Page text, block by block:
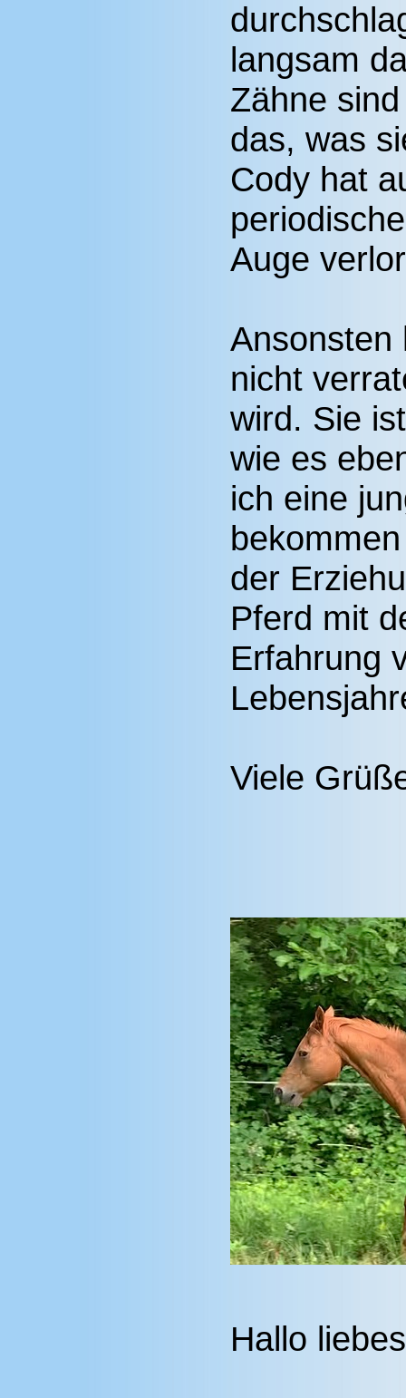
langsam
Zähne
das, was
Cody hat
Auge
Ansonsten
nicht
wird. Sie
wie es
ich eine
der
Pferd mit
Erfahrung
Viele
Hallo